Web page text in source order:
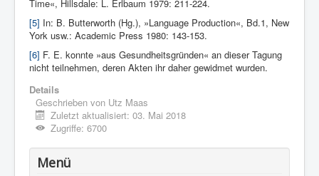
Time«, Hillsdale: L. Erlbaum 1979: 211-224.
[5] In: B. Butterworth (Hg.), »Language Production«, Bd.1, New
York usw.: Academic Press 1980: 143-153.
[6] F. E. konnte »aus Gesundheitsgründen« an dieser Ta­gung
nicht teilnehmen, deren Akten ihr daher gewidmet wurden.
Details
Geschrieben von Utz Maas
Zuletzt aktualisiert: 03. Mai 2018
Zugriffe: 6700
Menü